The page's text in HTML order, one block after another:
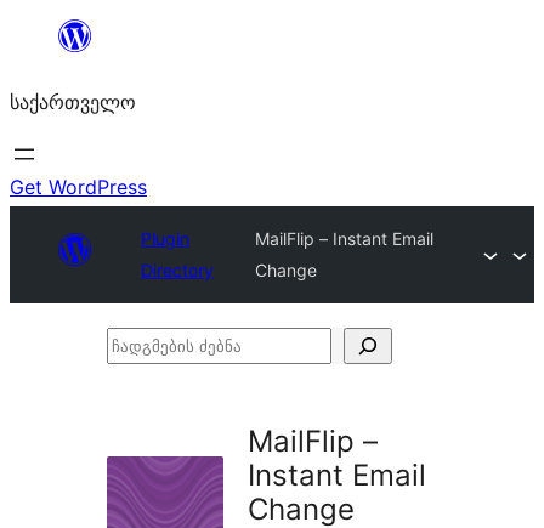
შიგთავსზე
საქართველო
Get WordPress
Plugin
Directory
MailFlip – Instant Email
Change
ჩადგმების
MailFlip –
Instant Email
Change